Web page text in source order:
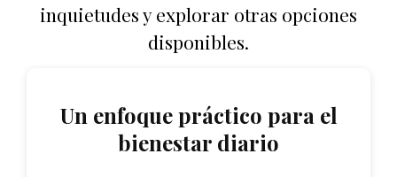
inquietudes y explorar otras opciones
disponibles.
Un enfoque práctico para el
bienestar diario